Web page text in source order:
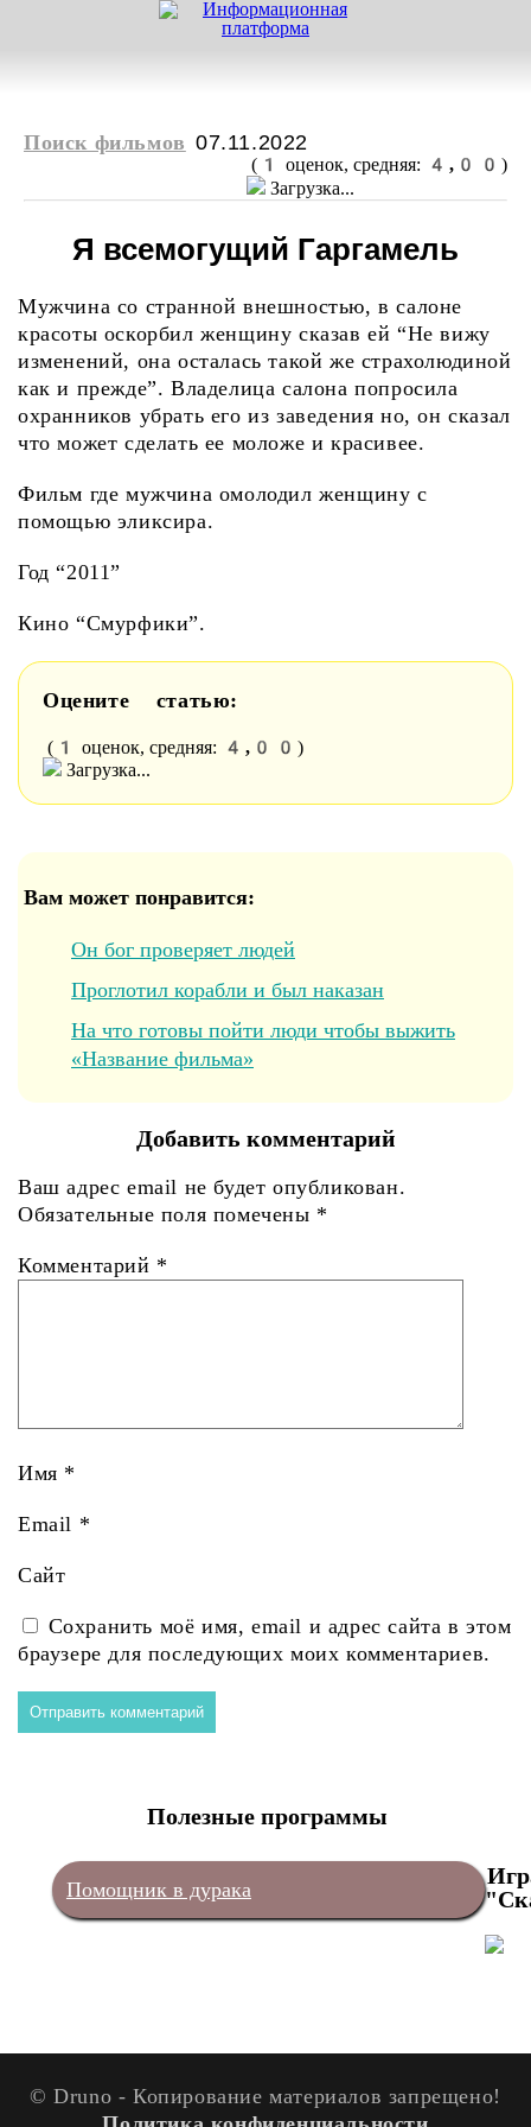
Поиск фильмов 07.11.2022
( 1 оценок, средняя: 4,00 )
Загрузка...
Я всемогущий Гаргамель
Мужчина со странной внешностью, в салоне
красоты оскорбил женщину сказав ей “Не вижу
изменений, она осталась такой же страхолюдиной
как и прежде”. Владелица салона попросила
охранников убрать его из заведения но, он сказал
что может сделать ее моложе и красивее.
Фильм где мужчина омолодил женщину с
помощью эликсира.
Год “2011”
Кино “Смурфики”.
Оцените статью:
( 1 оценок, средняя: 4,00 )
Загрузка...
Вам может понравится:
Он бог проверяет людей
Проглотил корабли и был наказан
На что готовы пойти люди чтобы выжить
«Название фильма»
Добавить комментарий
Ваш адрес email не будет опубликован.
Обязательные поля помечены *
Комментарий *
Имя *
Email *
Сайт
Сохранить моё имя, email и адрес сайта в этом
браузере для последующих моих комментариев.
Полезные программы
Помощник в дурака
© Druno - Копирование материалов запрещено!